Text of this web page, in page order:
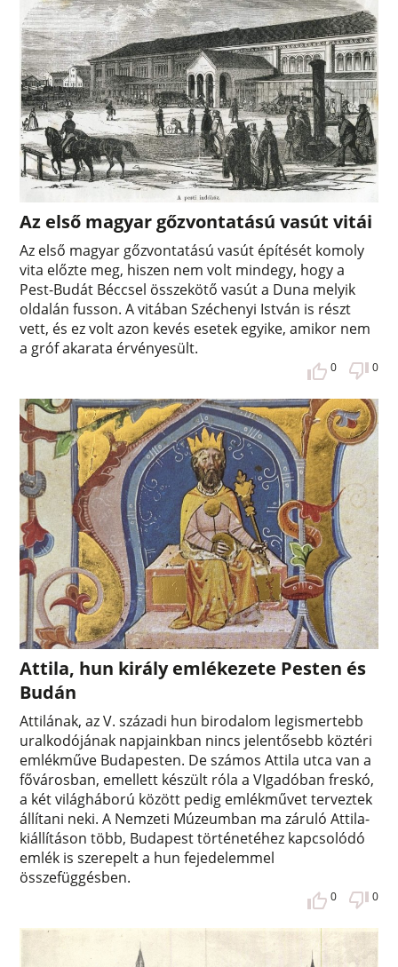
Az első magyar gőzvontatású vasút vitái
Az első magyar gőzvontatású vasút építését komoly
vita előzte meg, hiszen nem volt mindegy, hogy a
Pest-Budát Béccsel összekötő vasút a Duna melyik
oldalán fusson. A vitában Széchenyi István is részt
vett, és ez volt azon kevés esetek egyike, amikor nem
a gróf akarata érvényesült.
0 0
Attila, hun király emlékezete Pesten és
Budán
Attilának, az V. századi hun birodalom legismertebb
uralkodójának napjainkban nincs jelentősebb köztéri
emlékműve Budapesten. De számos Attila utca van a
fővárosban, emellett készült róla a VIgadóban freskó,
a két világháború között pedig emlékművet terveztek
állítani neki. A Nemzeti Múzeumban ma záruló Attila-
kiállításon több, Budapest történetéhez kapcsolódó
emlék is szerepelt a hun fejedelemmel
összefüggésben.
0 0